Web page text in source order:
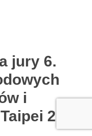
jury 6.
i
2010